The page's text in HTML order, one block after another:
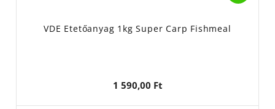
VDE Etetőanyag 1kg Super Carp Fishmeal
1 590,00 Ft